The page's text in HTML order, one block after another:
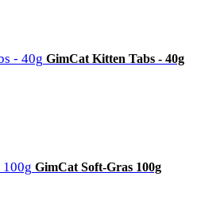
GimCat Kitten Tabs - 40g
GimCat Soft-Gras 100g